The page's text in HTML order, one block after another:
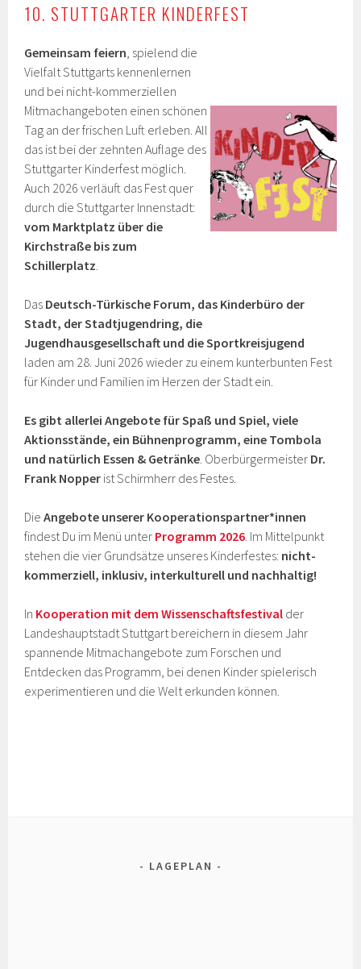
10. STUTTGARTER KINDERFEST
Gemeinsam feiern, spielend die
Vielfalt Stuttgarts kennenlernen
und bei nicht-kommerziellen
Mitmachangeboten einen schönen
Tag an der frischen Luft erleben. All
das ist bei der zehnten Auflage des
Stuttgarter Kinderfest möglich.
Auch 2026 verläuft das Fest quer
durch die Stuttgarter Innenstadt:
vom Marktplatz über die
Kirchstraße bis zum
Schillerplatz.
Das Deutsch-Türkische Forum, das Kinderbüro der
Stadt, der Stadtjugendring, die
Jugendhausgesellschaft und die Sportkreisjugend
laden am 28. Juni 2026 wieder zu einem kunterbunten Fest
für Kinder und Familien im Herzen der Stadt ein.
Es gibt allerlei Angebote für Spaß und Spiel, viele
Aktionsstände, ein Bühnenprogramm, eine Tombola
und natürlich Essen & Getränke. Oberbürgermeister Dr.
Frank Nopper ist Schirmherr des Festes.
DieAngebote unserer Kooperationspartner*innen
findest Du im Menü unter Programm 2026. Im Mittelpunkt
stehen die vier Grundsätze unseres Kinderfestes: nicht-
kommerziell, inklusiv, interkulturell und nachhaltig!
In Kooperation mit dem Wissenschaftsfestival der
Landeshauptstadt Stuttgart bereichern in diesem Jahr
spannende Mitmachangebote zum Forschen und
Entdecken das Programm, bei denen Kinder spielerisch
experimentieren und die Welt erkunden können.
LAGEPLAN